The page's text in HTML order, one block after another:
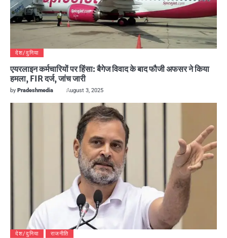
देश/दुनिया
एयरलाइन कर्मचारियों पर हिंसा: बैगेज विवाद के बाद फौजी अफसर ने किया
हमला, FIR दर्ज, जांच जारी
by Pradeshmedia August 3, 2025
देश/दुनिया राजनीति